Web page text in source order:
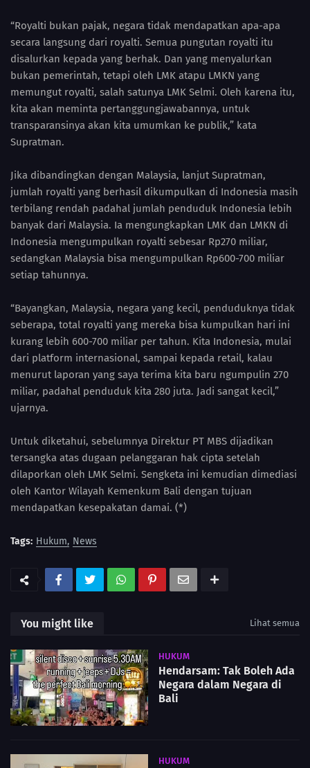
“Royalti bukan pajak, negara tidak mendapatkan apa-apa
secara langsung dari royalti. Semua pungutan royalti itu
disalurkan kepada yang berhak. Dan yang menyalurkan
bukan pemerintah, tetapi oleh LMK atapu LMKN yang
memungut royalti, salah satunya LMK Selmi. Oleh karena itu,
kita akan meminta pertanggungjawabannya, untuk
transparansinya akan kita umumkan ke publik,” kata
Supratman.
Jika dibandingkan dengan Malaysia, lanjut Supratman,
jumlah royalti yang berhasil dikumpulkan di Indonesia masih
terbilang rendah padahal jumlah penduduk Indonesia lebih
banyak dari Malaysia. Ia mengungkapkan LMK dan LMKN di
Indonesia mengumpulkan royalti sebesar Rp270 miliar,
sedangkan Malaysia bisa mengumpulkan Rp600-700 miliar
setiap tahunnya.
“Bayangkan, Malaysia, negara yang kecil, penduduknya tidak
seberapa, total royalti yang mereka bisa kumpulkan hari ini
kurang lebih 600-700 miliar per tahun. Kita Indonesia, mulai
dari platform internasional, sampai kepada retail, kalau
menurut laporan yang saya terima kita baru ngumpulin 270
miliar, padahal penduduk kita 280 juta. Jadi sangat kecil,”
ujarnya.
Untuk diketahui, sebelumnya Direktur PT MBS dijadikan
tersangka atas dugaan pelanggaran hak cipta setelah
dilaporkan oleh LMK Selmi. Sengketa ini kemudian dimediasi
oleh Kantor Wilayah Kemenkum Bali dengan tujuan
mendapatkan kesepakatan damai. (*)
Tags: Hukum News
You might like Lihat semua
HUKUM
Hendarsam: Tak Boleh Ada
Negara dalam Negara di
Bali
HUKUM